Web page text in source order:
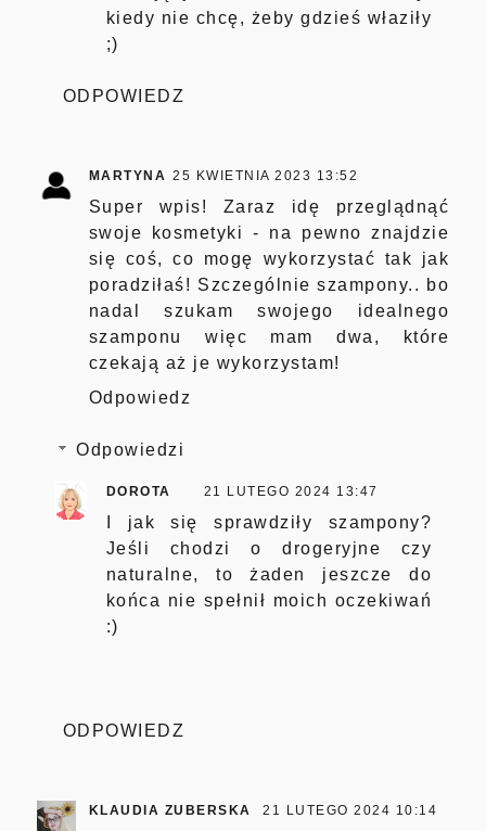
kiedy nie chcę, żeby gdzieś właziły
;)
ODPOWIEDZ
MARTYNA 25 KWIETNIA 2023 13:52
Super wpis! Zaraz idę przeglądnąć
swoje kosmetyki - na pewno znajdzie
się coś, co mogę wykorzystać tak jak
poradziłaś! Szczególnie szampony.. bo
nadal szukam swojego idealnego
szamponu więc mam dwa, które
czekają aż je wykorzystam!
Odpowiedz
Odpowiedzi
DOROTA 21 LUTEGO 2024 13:47
I jak się sprawdziły szampony?
Jeśli chodzi o drogeryjne czy
naturalne, to żaden jeszcze do
końca nie spełnił moich oczekiwań
:)
ODPOWIEDZ
KLAUDIA ZUBERSKA 21 LUTEGO 2024 10:14